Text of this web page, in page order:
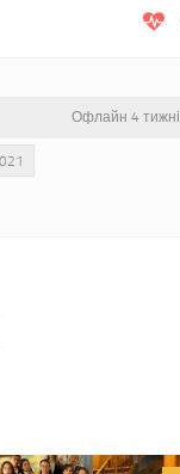
Офлайн 4 тижні